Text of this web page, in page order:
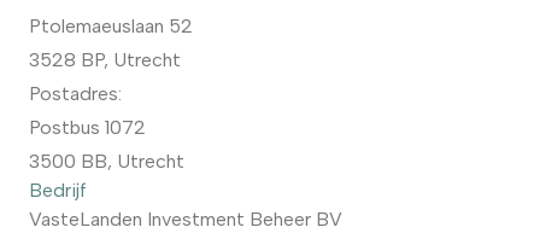
Ptolemaeuslaan 52
3528 BP, Utrecht
Postadres:
Postbus 1072
3500 BB, Utrecht
Bedrijf
VasteLanden Investment Beheer BV